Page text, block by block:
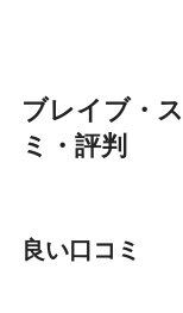
ブレイブ・
ミ・評判
良い口コミ